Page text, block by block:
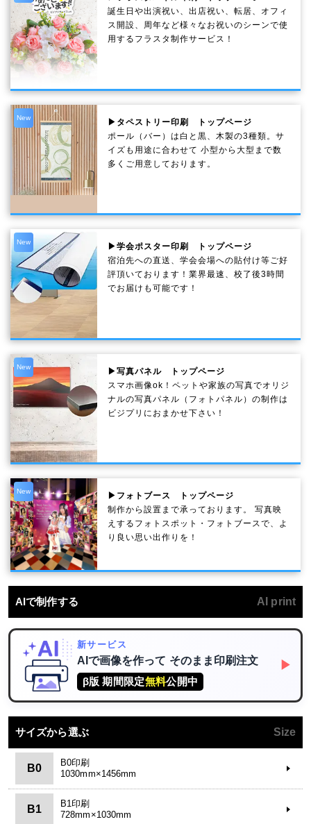
誕生日や出演祝い、出店祝い、転居、オフィ
ス開設、周年など様々なお祝いのシーンで使
用するフラスタ制作サービス！
New
▶タペストリー印刷 トップページ
ポール（バー）は白と黒、木製の3種類。サ
イズも用途に合わせて 小型から大型まで数
多くご用意しております。
New
▶学会ポスター印刷 トップページ
宿泊先への直送、学会会場への貼付け等ご好
評頂いております！業界最速、校了後3時間
でお届けも可能です！
New
▶写真パネル トップページ
スマホ画像ok！ペットや家族の写真でオリジ
ナルの写真パネル（フォトパネル）の制作は
ビジプリにおまかせ下さい！
New
▶フォトブース トップページ
制作から設置まで承っております。 写真映
えするフォトスポット・フォトブースで、よ
り良い思い出作りを！
AIで制作する AI print
新サービス
AIで画像を作って そのまま印刷注文
β版 期間限定無料公開中
▶
サイズから選ぶ Size
B0
B0印刷
1030mm×1456mm
B1
B1印刷
728mm×1030mm